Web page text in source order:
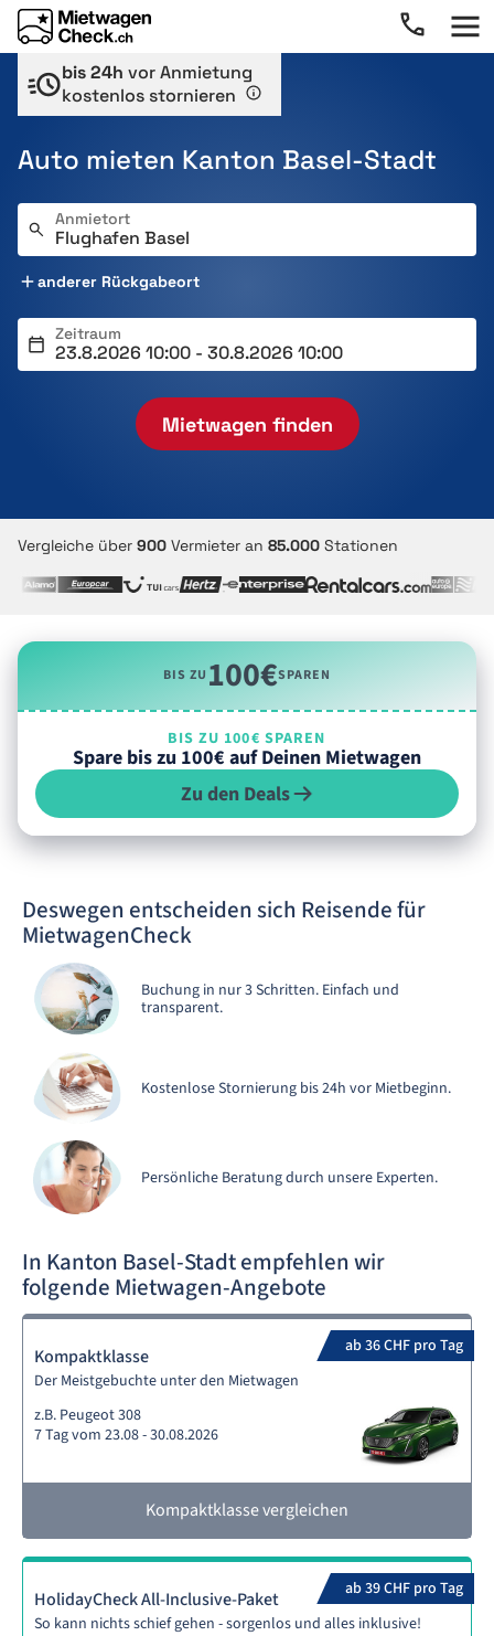
bis 24h vor Anmietung
kostenlos stornieren
Auto mieten Kanton Basel-Stadt
Anmietort
anderer Rückgabeort
Zeitraum
Mietwagen finden
Vergleiche über 900 Vermieter an 85.000 Stationen
BIS ZU100€SPAREN
BIS ZU 100€ SPAREN
Spare bis zu 100€ auf Deinen Mietwagen
Zu den Deals
Deswegen entscheiden sich Reisende für
MietwagenCheck
Buchung in nur 3 Schritten. Einfach und
transparent.
Kostenlose Stornierung bis 24h vor Mietbeginn.
Persönliche Beratung durch unsere Experten.
In Kanton Basel-Stadt empfehlen wir
folgende Mietwagen-Angebote
ab 36 CHF pro Tag
Kompaktklasse
Der Meistgebuchte unter den Mietwagen
z.B. Peugeot 308
7 Tag vom 23.08 - 30.08.2026
Kompaktklasse vergleichen
ab 39 CHF pro Tag
HolidayCheck All-Inclusive-Paket
So kann nichts schief gehen - sorgenlos und alles inklusive!